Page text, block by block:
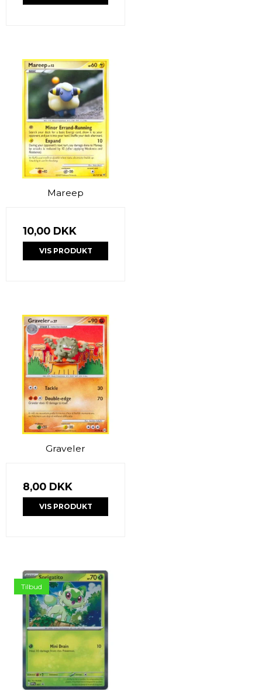
Mareep
10,00 DKK
VIS PRODUKT
Graveler
8,00 DKK
VIS PRODUKT
Tilbud